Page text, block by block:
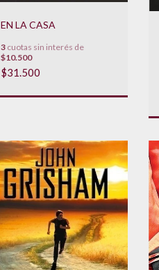
EN LA CASA
3cuotas sin interés de
$10.500
$31.500